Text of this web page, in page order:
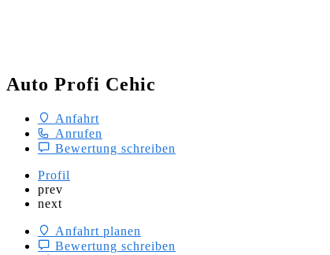
Auto Profi Cehic
Anfahrt
Anrufen
Bewertung schreiben
Profil
prev
next
Anfahrt planen
Bewertung schreiben